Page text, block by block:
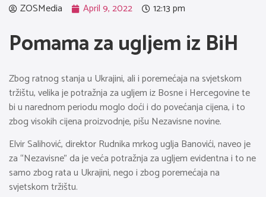
ZOSMedia April 9, 2022 12:13 pm
Pomama za ugljem iz BiH
Zbog ratnog stanja u Ukrajini, ali i poremećaja na svjetskom
tržištu, velika je potražnja za ugljem iz Bosne i Hercegovine te
bi u narednom periodu moglo doći i do povećanja cijena, i to
zbog visokih cijena proizvodnje, pišu Nezavisne novine.
Elvir Salihović, direktor Rudnika mrkog uglja Banovići, naveo je
za “Nezavisne” da je veća potražnja za ugljem evidentna i to ne
samo zbog rata u Ukrajini, nego i zbog poremećaja na
svjetskom tržištu.